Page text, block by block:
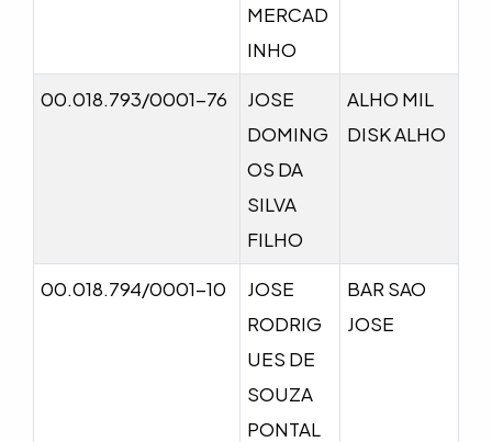
MERCAD
INHO
00.018.793/0001-76
JOSE
DOMING
OS DA
SILVA
FILHO
ALHO MIL
DISK ALHO
00.018.794/0001-10
JOSE
RODRIG
UES DE
SOUZA
PONTAL
BAR SAO
JOSE